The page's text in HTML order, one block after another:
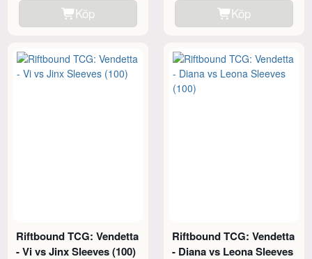
Köp Köp
Riftbound TCG: Vendetta
- Vi vs Jinx Sleeves (100)
Riftbound TCG: Vendetta
- Diana vs Leona Sleeves